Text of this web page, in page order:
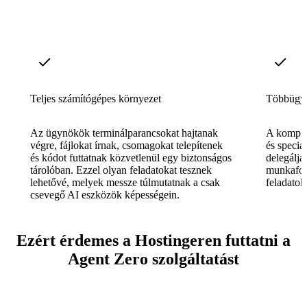
Teljes számítógépes környezet
Az ügynökök terminálparancsokat hajtanak
végre, fájlokat írnak, csomagokat telepítenek
és kódot futtatnak közvetlenül egy biztonságos
tárolóban. Ezzel olyan feladatokat tesznek
lehetővé, melyek messze túlmutatnak a csak
csevegő AI eszközök képességein.
A
és
Ezért érdemes a Hostingeren futtatni a
Agent Zero szolgáltatást